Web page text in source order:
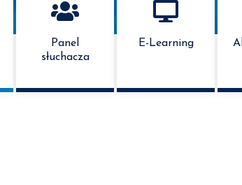
Panel
słuchacza
E-Learning